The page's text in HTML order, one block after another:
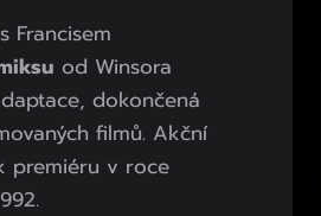
Francisem
od Winsora
dokončená
filmů. Akční
premiéru v roce